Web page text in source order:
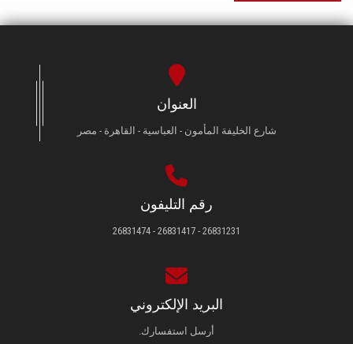
العنوان
شارع الخليفة المأمون - العباسية - القاهرة - مصر
رقم التليفون
26831231 - 26831417 - 26831474
البريد الإلكتروني
أرسل استفسارك.